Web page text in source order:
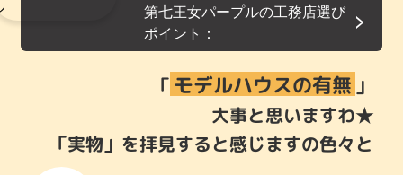
第七王女パープルの工務店選び
ポイント：
「 モデルハウスの有無 」
大事と思いますわ★
「実物」を拝見すると感じますの色々と